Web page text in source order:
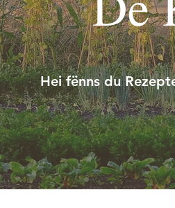
Hei fënns du